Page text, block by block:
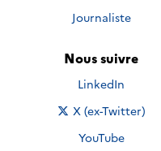
Journaliste
Nous suivre
Nous suivre sur
LinkedIn
Nous suivre sur
X (ex-Twitter)
Nous suivre sur
YouTube